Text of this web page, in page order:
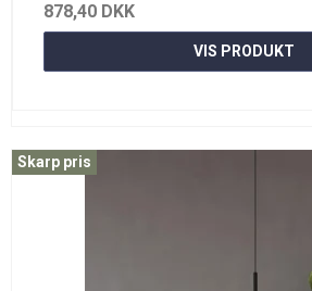
878,40 DKK
VIS PRODUKT
Skarp pris